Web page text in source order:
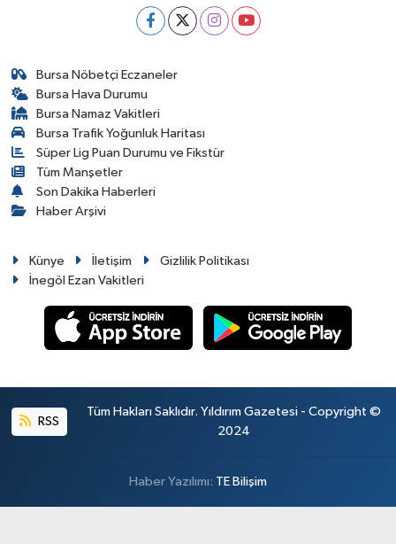
Bursa Nöbetçi Eczaneler
Bursa Hava Durumu
Bursa Namaz Vakitleri
Bursa Trafik Yoğunluk Haritası
Süper Lig Puan Durumu ve Fikstür
Tüm Manşetler
Son Dakika Haberleri
Haber Arşivi
Künye İletişim
Gizlilik Politikası
İnegöl Ezan Vakitleri
RSS
Tüm Hakları Saklıdır. Yıldırım Gazetesi - Copyright ©
2024
Haber Yazılımı: TE Bilişim